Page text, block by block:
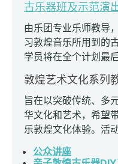
古乐器班及示范演
由乐团专业乐师教导
习敦煌音乐所用到的
学员将在全个计划最
敦煌艺术文化系列
旨在以突破传统、多
华文化和艺术，希望
乐敦煌文化体验。活动
公众讲座